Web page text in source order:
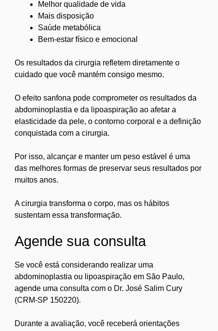
Melhor qualidade de vida
Mais disposição
Saúde metabólica
Bem-estar físico e emocional
Os resultados da cirurgia refletem diretamente o
cuidado que você mantém consigo mesmo.
O efeito sanfona pode comprometer os resultados da
abdominoplastia e da lipoaspiração ao afetar a
elasticidade da pele, o contorno corporal e a definição
conquistada com a cirurgia.
Por isso, alcançar e manter um peso estável é uma
das melhores formas de preservar seus resultados por
muitos anos.
A cirurgia transforma o corpo, mas os hábitos
sustentam essa transformação.
Agende sua consulta
Se você está considerando realizar uma
abdominoplastia ou lipoaspiração em São Paulo,
agende uma consulta com o Dr. José Salim Cury
(CRM-SP 150220).
Durante a avaliação, você receberá orientações